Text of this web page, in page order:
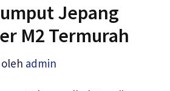
Jepang
M2 Termurah
oleh admin